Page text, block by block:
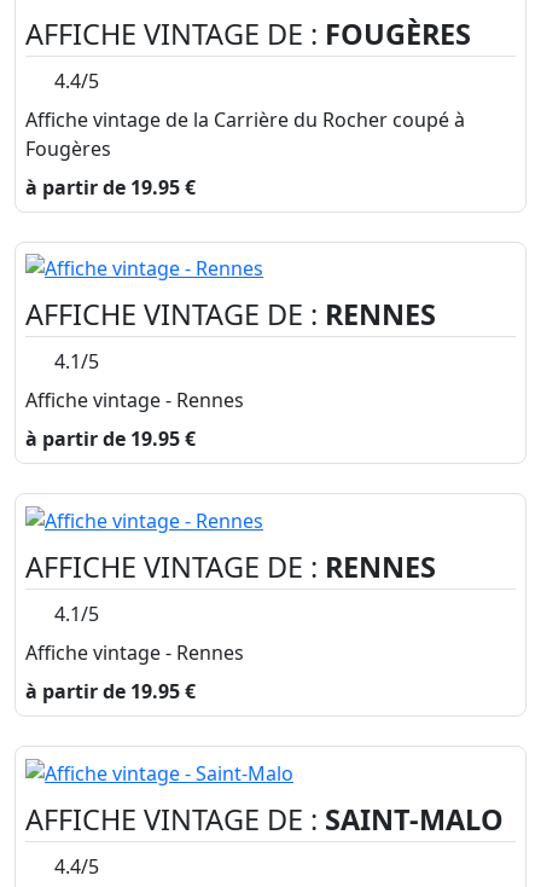
AFFICHE VINTAGE DE : FOUGÈRES
4.4/5
Affiche vintage de la Carrière du Rocher coupé à
Fougères
à partir de 19.95 €
AFFICHE VINTAGE DE : RENNES
4.1/5
Affiche vintage - Rennes
à partir de 19.95 €
AFFICHE VINTAGE DE : RENNES
4.1/5
Affiche vintage - Rennes
à partir de 19.95 €
AFFICHE VINTAGE DE : SAINT-MALO
4.4/5